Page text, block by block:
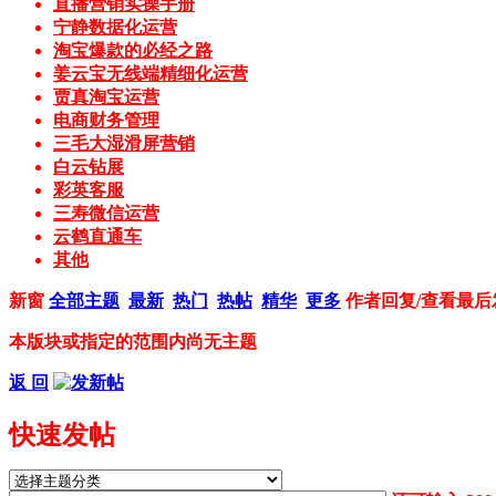
宁静数据化运营
淘宝爆款的必经之路
姜云宝无线端精细化运营
贾真淘宝运营
电商财务管理
三毛大湿滑屏营销
白云钻展
彩英客服
三寿微信运营
云鹤直通车
其他
新窗 全部主题 最新 热门 热帖 精华 更多 作者回复/查看最后
本版块或指定的范围内尚无主题
返 回
快速发帖